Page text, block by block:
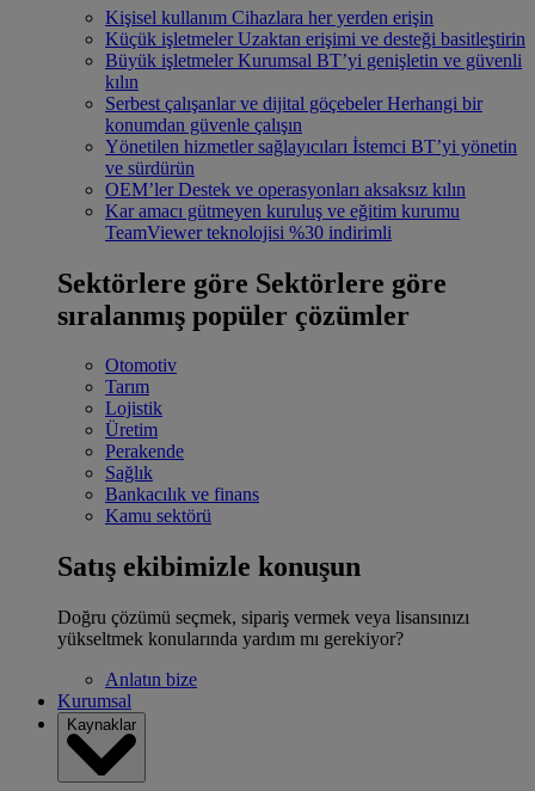
Kişisel kullanım Cihazlara her yerden erişin
Küçük işletmeler Uzaktan erişimi ve desteği basitleştirin
Büyük işletmeler Kurumsal BT’yi genişletin ve güvenli
kılın
Serbest çalışanlar ve dijital göçebeler Herhangi bir
konumdan güvenle çalışın
Yönetilen hizmetler sağlayıcıları İstemci BT’yi yönetin
ve sürdürün
OEM’ler Destek ve operasyonları aksaksız kılın
Kar amacı gütmeyen kuruluş ve eğitim kurumu
TeamViewer teknolojisi %30 indirimli
Sektörlere göre Sektörlere göre
sıralanmış popüler çözümler
Otomotiv
Tarım
Lojistik
Üretim
Perakende
Sağlık
Bankacılık ve finans
Kamu sektörü
Satış ekibimizle konuşun
Doğru çözümü seçmek, sipariş vermek veya lisansınızı
yükseltmek konularında yardım mı gerekiyor?
Anlatın bize
Kurumsal
Kaynaklar